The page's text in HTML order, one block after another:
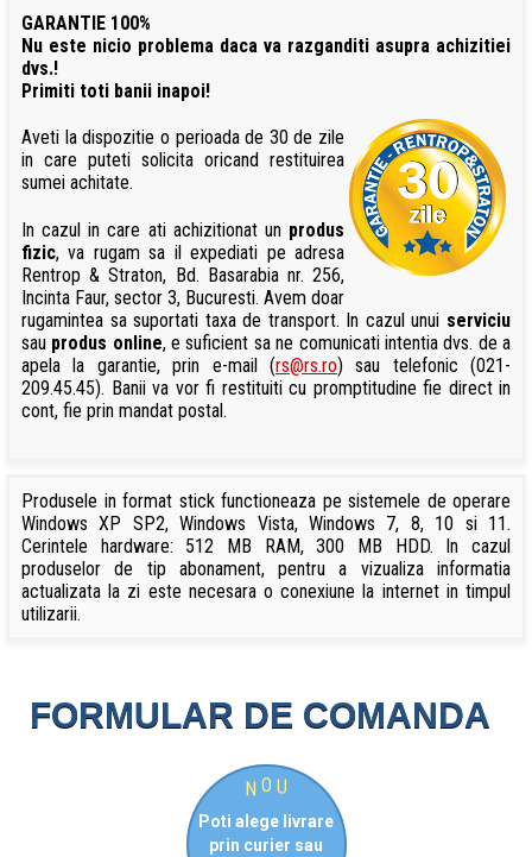
GARANTIE 100%
Nu este nicio problema daca va razganditi asupra achizitiei
dvs.!
Primiti toti banii inapoi!
Aveti la dispozitie o perioada de 30 de zile
in care puteti solicita oricand restituirea
sumei achitate.
In cazul in care ati achizitionat un produs
fizic, va rugam sa il expediati pe adresa
Rentrop & Straton, Bd. Basarabia nr. 256,
Incinta Faur, sector 3, Bucuresti. Avem doar
rugamintea sa suportati taxa de transport. In cazul unui serviciu
sau produs online, e suficient sa ne comunicati intentia dvs. de a
apela la garantie, prin e-mail (rs@rs.ro) sau telefonic (021-
209.45.45). Banii va vor fi restituiti cu promptitudine fie direct in
cont, fie prin mandat postal.
Produsele in format stick functioneaza pe sistemele de operare
Windows XP SP2, Windows Vista, Windows 7, 8, 10 si 11.
Cerintele hardware: 512 MB RAM, 300 MB HDD. In cazul
produselor de tip abonament, pentru a vizualiza informatia
actualizata la zi este necesara o conexiune la internet in timpul
utilizarii.
FORMULAR DE COMANDA
N O U
Poti alege livrare
prin curier sau